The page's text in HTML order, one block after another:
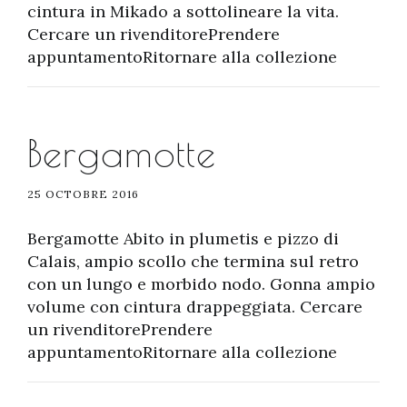
cintura in Mikado a sottolineare la vita.
Cercare un rivenditorePrendere
appuntamentoRitornare alla collezione
Bergamotte
25 OCTOBRE 2016
Bergamotte Abito in plumetis e pizzo di
Calais, ampio scollo che termina sul retro
con un lungo e morbido nodo. Gonna ampio
volume con cintura drappeggiata. Cercare
un rivenditorePrendere
appuntamentoRitornare alla collezione